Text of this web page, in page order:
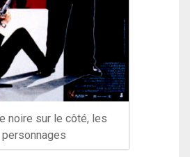
noire sur le côté, les
personnages